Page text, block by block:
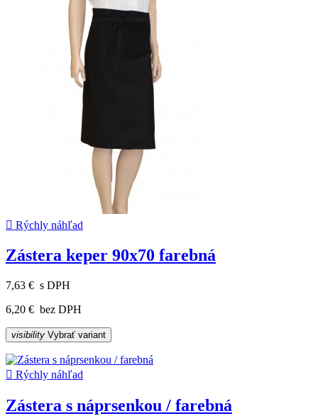
 Rýchly náhľad
Zástera keper 90x70 farebná
7,63 € s DPH
6,20 € bez DPH
visibility Vybrať variant
 Rýchly náhľad
Zástera s náprsenkou / farebná